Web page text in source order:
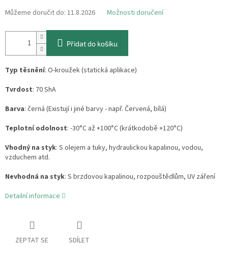
Můžeme doručit do: 11.8.2026 Možnosti doručení
Přidat do košíku
Typ těsnění: O-kroužek (statická aplikace)
Tvrdost: 70 ShA
Barva: černá (Existují i jiné barvy - např. Červená, bílá)
Teplotní odolnost: -30°C až +100°C (krátkodobě +120°C)
Vhodný na styk: S olejem a tuky, hydraulickou kapalinou, vodou,
vzduchem atd.
Nevhodná na styk: S brzdovou kapalinou, rozpouštědlům, UV záření
Detailní informace
ZEPTAT SE SDÍLET